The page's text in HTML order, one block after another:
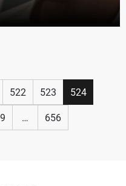
522 523 524
… 656